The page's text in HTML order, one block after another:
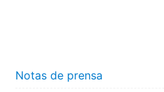
Notas de prensa